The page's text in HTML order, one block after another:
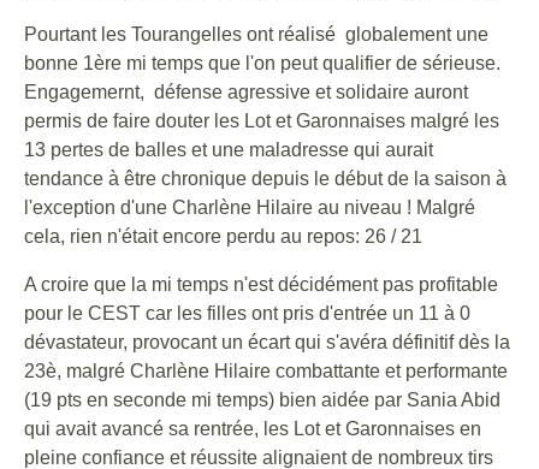
Pourtant les Tourangelles ont réalisé globalement une
bonne 1ère mi temps que l'on peut qualifier de sérieuse.
Engagemernt, défense agressive et solidaire auront
permis de faire douter les Lot et Garonnaises malgré les
13 pertes de balles et une maladresse qui aurait
tendance à être chronique depuis le début de la saison à
l'exception d'une Charlène Hilaire au niveau ! Malgré
cela, rien n'était encore perdu au repos: 26 / 21
A croire que la mi temps n'est décidément pas profitable
pour le CEST car les filles ont pris d'entrée un 11 à 0
dévastateur, provocant un écart qui s'avéra définitif dès la
23è, malgré Charlène Hilaire combattante et performante
(19 pts en seconde mi temps) bien aidée par Sania Abid
qui avait avancé sa rentrée, les Lot et Garonnaises en
pleine confiance et réussite alignaient de nombreux tirs